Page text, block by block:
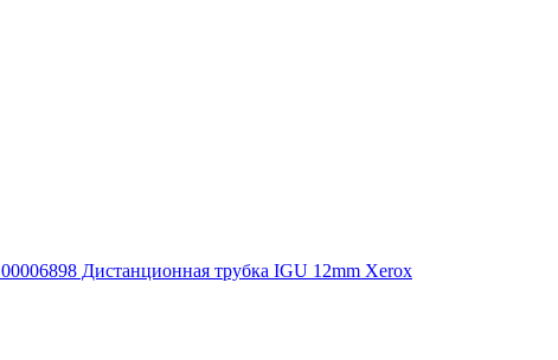
00006898 Дистанционная трубка IGU 12mm Xerox